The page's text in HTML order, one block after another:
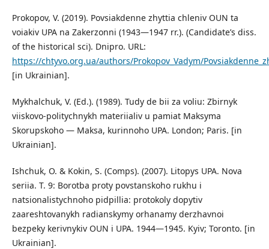
Prokopov, V. (2019). Povsiakdenne zhyttia chleniv OUN ta
voiakiv UPA na Zakerzonni (1943—1947 rr.). (Candidate’s diss.
of the historical sci). Dnipro. URL:
https://chtyvo.org.ua/authors/Prokopov_Vadym/
[in Ukrainian].
Mykhalchuk, V. (Ed.). (1989). Tudy de bii za voliu: Zbirnyk
viiskovo-politychnykh materiialiv u pamiat Maksyma
Skorupskoho — Maksa, kurinnoho UPA. London; Paris. [in
Ukrainian].
Ishchuk, O. & Kokin, S. (Comps). (2007). Litopys UPA. Nova
seriia. T. 9: Borotba proty povstanskoho rukhu i
natsionalistychnoho pidpillia: protokoly dopytiv
zaareshtovanykh radianskymy orhanamy derzhavnoi
bezpeky kerivnykiv OUN i UPA. 1944—1945. Kyiv; Toronto. [in
Ukrainian].